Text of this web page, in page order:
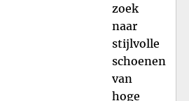
zoek
naar
stijlvolle
schoenen
van
hoge